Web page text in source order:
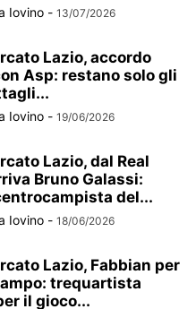
Iovino - 13/07/2026
Lazio, accordo
Asp: restano solo gli
Iovino - 19/06/2026
Lazio, dal Real
Bruno Galassi:
del...
Iovino - 18/06/2026
Lazio, Fabbian per
trequartista
il gioco...